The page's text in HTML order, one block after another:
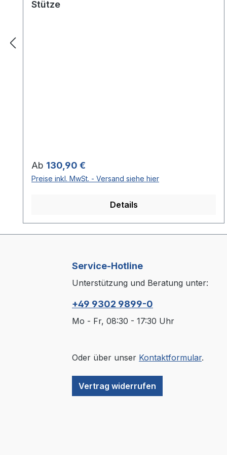
Stütze
Regulärer Preis:
Ab 130,90 €
Preise inkl. MwSt. - Versand siehe hier
Details
Service-Hotline
Unterstützung und Beratung unter:
+49 9302 9899-0
Mo - Fr, 08:30 - 17:30 Uhr
Oder über unser Kontaktformular.
Vertrag widerrufen